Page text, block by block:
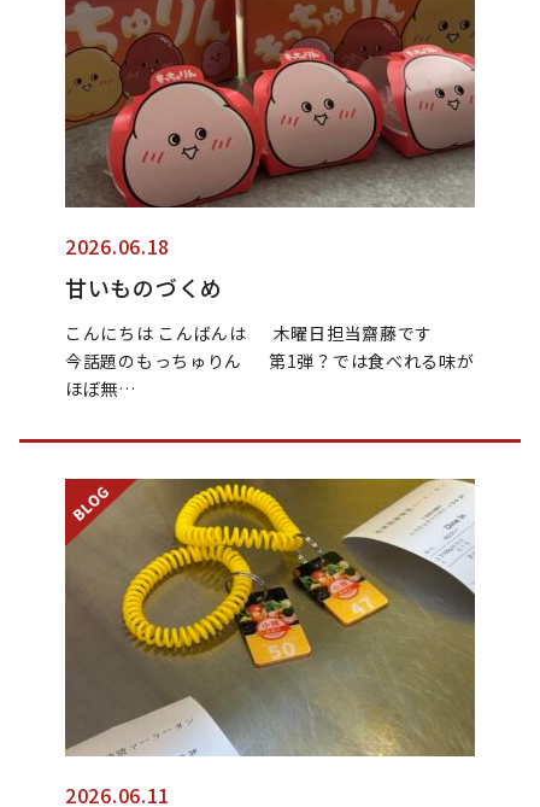
2026.06.18
甘いものづくめ
こんにちは こんばんは 木曜日担当齋藤です
今話題のもっちゅりん 第1弾？では食べれる味が
ほぼ無…
2026.06.11